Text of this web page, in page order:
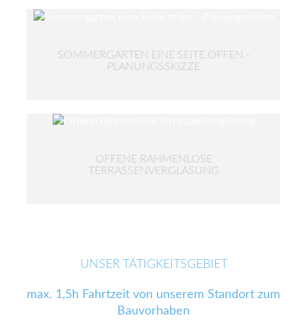
SOMMERGARTEN EINE SEITE OFFEN -
PLANUNGSSKIZZE
OFFENE RAHMENLOSE
TERRASSENVERGLASUNG
UNSER TÄTIGKEITSGEBIET
max. 1,5h Fahrtzeit von unserem Standort zum
Bauvorhaben